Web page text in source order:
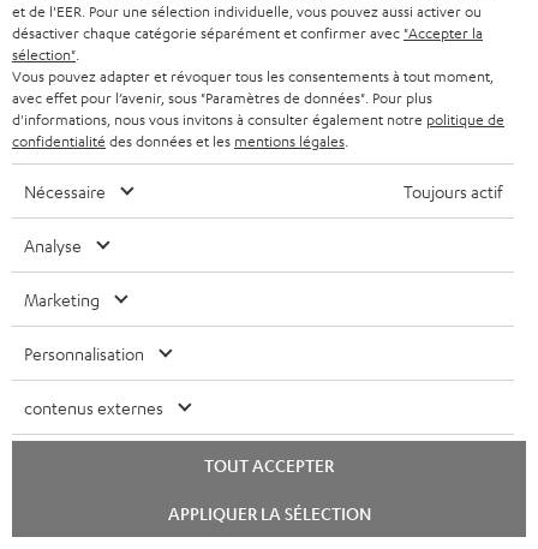
Localisateur de magasins
Découvrez nos produits de près et venez au magasin pour
des conseils personnalisés.
JUSQU'À -
45 €
I
n
s
Choisissez votre bon d'achat !
Inscrivez-vous à la newsletter et recevez jusqu'à
45 € de remise.
WIDGET
chat
et de l'EER. Pour une sélection individuelle, vous pouvez aussi activer ou
désactiver chaque catégorie séparément et confirmer avec "Accepter la
sélection"
Vous pouvez adapter et révoquer tous les consentements à tout moment,
avec effet pour l’avenir, sous "Paramètres de données". Pour plus
d'informations, nous vous invitons à consulter également notre politique de
confidentialité des données et les mentions légales
Nécessaire Toujours actif
Analyse
Marketing
Personnalisation
contenus externes
TOUT ACCEPTER
APPLIQUER LA SÉLECTION